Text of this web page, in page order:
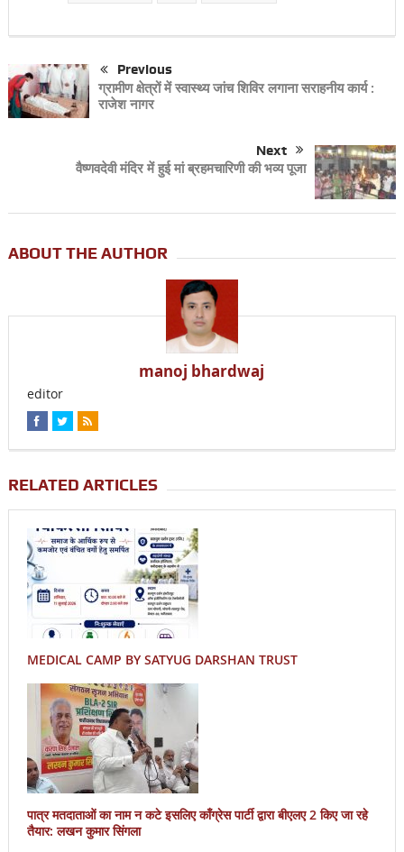
Previous
ग्रामीण क्षेत्रों में स्वास्थ्य जांच शिविर लगाना सराहनीय कार्य :
राजेश नागर
Next
वैष्णवदेवी मंदिर में हुई मां ब्रहमचारिणी की भव्य पूजा
ABOUT THE AUTHOR
manoj bhardwaj
editor
RELATED ARTICLES
MEDICAL CAMP BY SATYUG DARSHAN TRUST
पात्र मतदाताओं का नाम न कटे इसलिए काँग्रेस पार्टी द्वारा बीएलए 2 किए जा रहे
तैयार: लखन कुमार सिंगला